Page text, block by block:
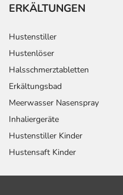
ERKÄLTUNGEN
Hustenstiller
Hustenlöser
Halsschmerztabletten
Erkältungsbad
Meerwasser Nasenspray
Inhaliergeräte
Hustenstiller Kinder
Hustensaft Kinder